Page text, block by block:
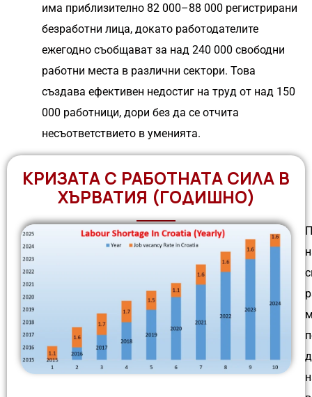
има приблизително 82 000–88 000 регистрирани
безработни лица, докато работодателите
ежегодно съобщават за над 240 000 свободни
работни места в различни сектори. Това
създава ефективен недостиг на труд от над 150
000 работници, дори без да се отчита
несъответствието в уменията.
КРИЗАТА С РАБОТНАТА СИЛА В
ХЪРВАТИЯ (ГОДИШНО)